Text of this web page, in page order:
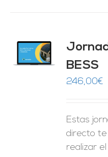
BESS
246,00€
Estas
directo
realizar el